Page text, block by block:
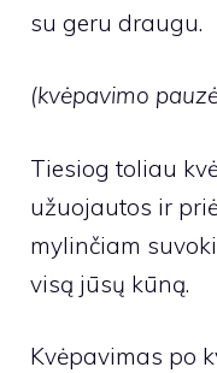
su geru draugu.
(kvėpavimo
Tiesiog toliau
užuojautos ir
mylinčiam
visą jūsų kūną.
Kvėpavimas po